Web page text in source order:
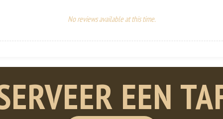
No reviews available at this time.
EEN